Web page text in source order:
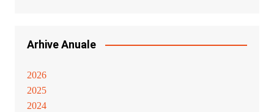
Arhive Anuale
2026
2025
2024